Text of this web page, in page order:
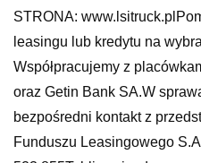
STRONA:
leasingu lub kredytu na
Współpracujemy z
oraz Getin Bank SA.W
bezpośredni kontakt z
Funduszu Leasingowego